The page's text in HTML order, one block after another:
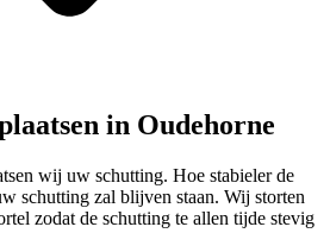
in Oudehorne
wij uw schutting. Hoe stabieler de
schutting zal blijven staan. Wij storten
zodat de schutting te allen tijde stevig